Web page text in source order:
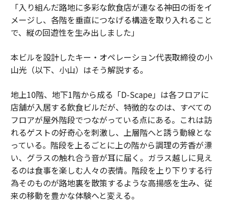
「入り組んだ路地に多彩な飲食店が連なる神田の街をイ
メージし、各階を垂直につなげる構造を取り入れること
で、縦の回遊性を生み出しました」
本ビルを設計したキー・オペレーション代表取締役の小
山光（以下、小山）はそう解説する。
地上10階、地下1階から成る「D-Scape」は各フロアに
店舗が入居する飲食ビルだが、特徴的なのは、すべての
フロアが屋外階段でつながっている点にある。これは訪
れるゲストの好奇心を刺激し、上層階へと誘う動線とな
っている。階段を上るごとに上の階から調理の芳香が漂
い、グラスの触れ合う音が耳に届く。ガラス越しに見え
るのは食事を楽しむ人々の表情。階段を上り下りする行
為そのものが路地裏を散策するような高揚感を生み、従
来の移動を豊かな体験へと変える。